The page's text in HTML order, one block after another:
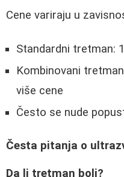
Cene variraju u
Standardni tretman:
Kombinovani
više cene
Često se nude
Česta pitanja o
Da li tretman boli?